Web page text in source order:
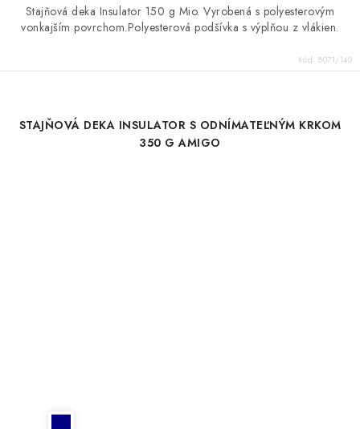
Stajňová deka Insulator 150 g Mio. Vyrobená s polyesterovým
vonkajším povrchom.Polyesterová podšívka s výplňou z vlákien.
Kód: 8071/140
STAJŇOVÁ DEKA INSULATOR S ODNÍMATEĽNÝM KRKOM
350 G AMIGO